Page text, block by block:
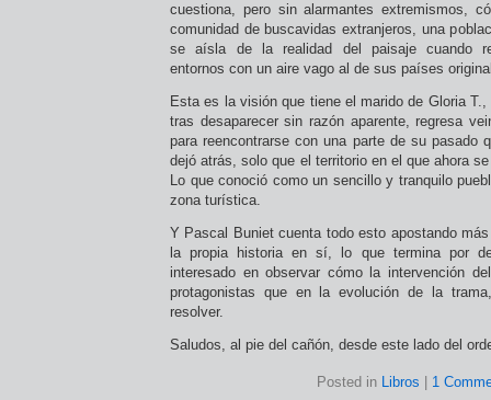
cuestiona, pero sin alarmantes extremismos,
comunidad de buscavidas extranjeros, una
se aísla de la realidad del paisaje cuando
entornos con un aire vago al de sus países
Esta es la visión que tiene el marido de Gloria
tras desaparecer sin razón aparente, regresa
para reencontrarse con una parte de su pasado
dejó atrás, solo que el territorio en el que ahora
Lo que conoció como un sencillo y tranquilo
zona turística.
Y Pascal Buniet cuenta todo esto apostando
la propia historia en sí, lo que termina por
interesado en observar cómo la intervención
protagonistas que en la evolución de la
resolver.
Saludos, al pie del cañón, desde este lado del
Posted in Libros 1